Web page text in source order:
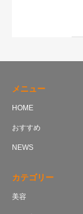
メニュー
HOME
おすすめ
NEWS
カテゴリー
美容